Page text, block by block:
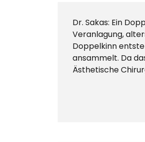
Dr. Sakas: Ein
Veranlagung,
Doppelkinn
ansammelt. Da
Ästhetische